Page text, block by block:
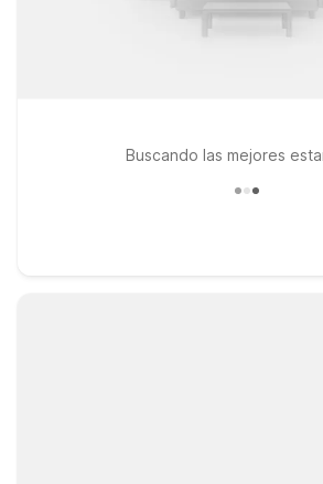
Buscando las mejores